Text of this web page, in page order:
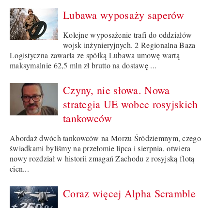
Lubawa wyposaży saperów
Kolejne wyposażenie trafi do oddziałów
wojsk inżynieryjnych. 2 Regionalna Baza
Logistyczna zawarła ze spółką Lubawa umowę wartą
maksymalnie 62,5 mln zł brutto na dostawę ...
Czyny, nie słowa. Nowa
strategia UE wobec rosyjskich
tankowców
Abordaż dwóch tankowców na Morzu Śródziemnym, czego
świadkami byliśmy na przełomie lipca i sierpnia, otwiera
nowy rozdział w historii zmagań Zachodu z rosyjską flotą
cien...
Coraz więcej Alpha Scramble